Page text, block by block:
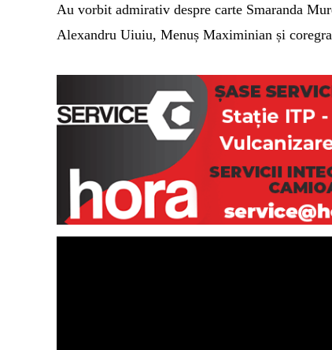
Au vorbit admirativ despre carte Smaranda
Alexandru Uiuiu, Menuș Maximinian și